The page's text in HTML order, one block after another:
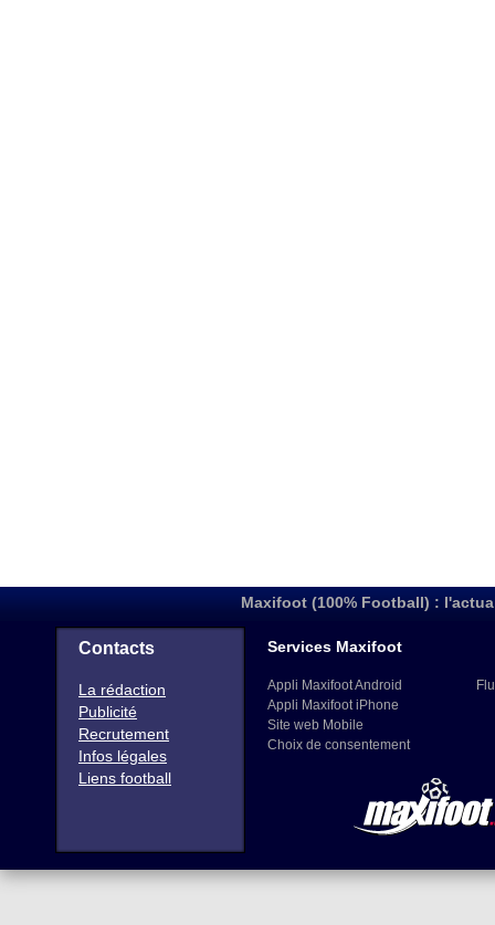
Maxifoot (100% Football) :
Contacts
La rédaction
Publicité
Recrutement
Infos légales
Liens football
Services Maxifoot
Appli Maxifoot Android
Appli Maxifoot iPhone
Site web Mobile
Choix de consentement